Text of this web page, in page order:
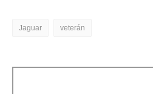
Jaguar veterán